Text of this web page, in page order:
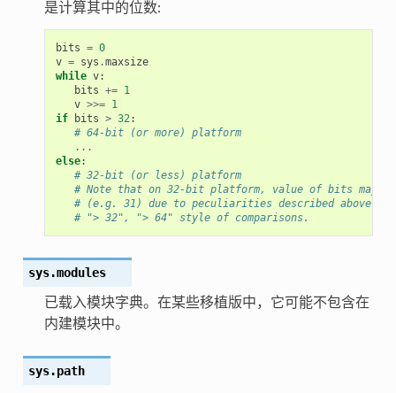
是计算其中的位数:
bits = 0
v = sys .maxsize
while v:
bits += 1
v >>= 1
if
bits > 32:
# 64-bit (or more) platform
...
else:
# 32-bit (or less) platform
# Note that on 32-bit platform, value of bits may
# (e.g. 31) due to peculiarities described above,
# "> 32", "> 64" style of comparisons.
sys.modules
已载入模块字典。在某些移植版中，它可能不包含在
内建模块中。
sys.path